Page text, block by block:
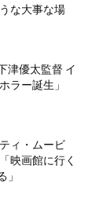
な大事な場
津優太監督 イ
ラー誕生」
ィ・ムービ
映画館に行く
」